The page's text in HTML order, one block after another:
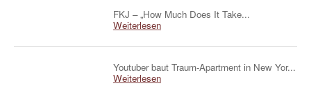
FKJ – „How Much Does It Take...
Weiterlesen
Youtuber baut Traum-Apartment in New Yor...
Weiterlesen